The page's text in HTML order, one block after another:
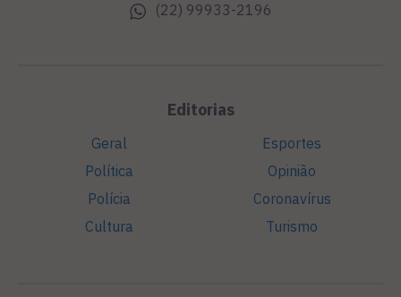
(22) 99933-2196
Editorias
Geral
Política
Polícia
Cultura
Esportes
Opinião
Coronavírus
Turismo